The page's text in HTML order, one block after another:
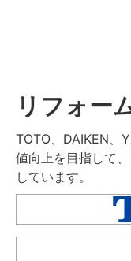
リフォー
TOTO、DAIKEN、
値向上を目指して
しています。